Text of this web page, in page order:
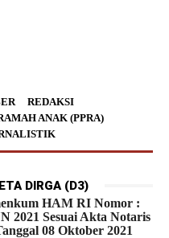
REDAKSI
ANAK (PPRA)
DIRGA (D3)
HAM RI Nomor :
2021 Sesuai Akta Notaris
08 Oktober 2021